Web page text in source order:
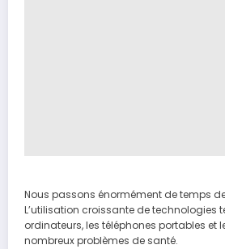
Nous passons énormément de temps
L’utilisation croissante de technologies
ordinateurs, les téléphones portables et
nombreux problèmes de santé.